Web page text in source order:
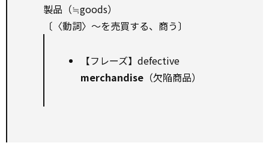
製品（≒goods）
〔〈動詞〉～を売買する、商う〕
【フレーズ】defective
merchandise （欠陥商品）